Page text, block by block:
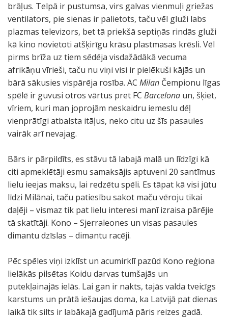
brāļus. Telpā ir pustumsa, virs galvas vienmuļi griežas
ventilators, pie sienas ir palietots, taču vēl gluži labs
plazmas televizors, bet tā priekšā septiņās rindās gluži
kā kino novietoti atšķirīgu krāsu plastmasas krēsli. Vēl
pirms brīža uz tiem sēdēja visdažādākā vecuma
afrikāņu vīrieši, taču nu viņi visi ir pielēkuši kājās un
bārā sākusies vispārēja rosība. AC Milan Čempionu līgas
spēlē ir guvusi otros vārtus pret FC Barcelona un, šķiet,
vīriem, kuri man joprojām neskaidru iemeslu dēļ
vienprātīgi atbalsta itāļus, neko citu uz šīs pasaules
vairāk arī nevajag.
Bārs ir pārpildīts, es stāvu tā labajā malā un līdzīgi kā
citi apmeklētāji esmu samaksājis aptuveni 20 santīmus
lielu ieejas maksu, lai redzētu spēli. Es tāpat kā visi jūtu
līdzi Milānai, taču patiesību sakot maču vēroju tikai
daļēji – vismaz tik pat lielu interesi manī izraisa pārējie
tā skatītāji. Kono – Sjerraleones un visas pasaules
dimantu dzīslas – dimantu racēji.
Pēc spēles viņi izklīst un acumirklī pazūd Kono reģiona
lielākās pilsētas Koidu darvas tumšajās un
putekļainajās ielās. Lai gan ir nakts, tajās valda tveicīgs
karstums un prātā iešaujas doma, ka Latvijā pat dienas
laikā tik silts ir labākajā gadījumā pāris reizes gadā.